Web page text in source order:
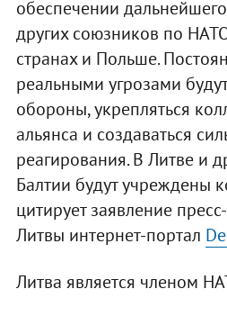
обеспечении
других союзников по
странах и Польше.
реальными угрозами
обороны, укрепляться
альянса и создаваться
реагирования. В Литве и
Балтии будут учреждены
цитирует заявление
Литвы интернет-портал
Литва является членом